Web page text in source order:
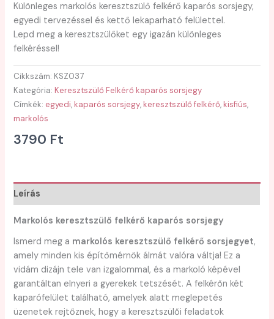
Különleges markolós keresztszülő felkérő kaparós sorsjegy,
egyedi tervezéssel és kettő lekaparható felülettel.
Lepd meg a keresztszülőket egy igazán különleges
felkéréssel!
Cikkszám: KSZ037
Kategória:Keresztszülő Felkérő kaparós sorsjegy
Címkék: egyedi,kaparós sorsjegy,keresztszülő felkérő,kisfiús,
markolós
3790 Ft
Leírás
Markolós keresztszülő felkérő kaparós sorsjegy
Ismerd meg a markolós keresztszülő felkérő sorsjegyet,
amely minden kis építőmérnök álmát valóra váltja! Ez a
vidám dizájn tele van izgalommal, és a markoló képével
garantáltan elnyeri a gyerekek tetszését. A felkérőn két
kaparófelület található, amelyek alatt meglepetés
üzenetek rejtőznek, hogy a keresztszülői feladatok